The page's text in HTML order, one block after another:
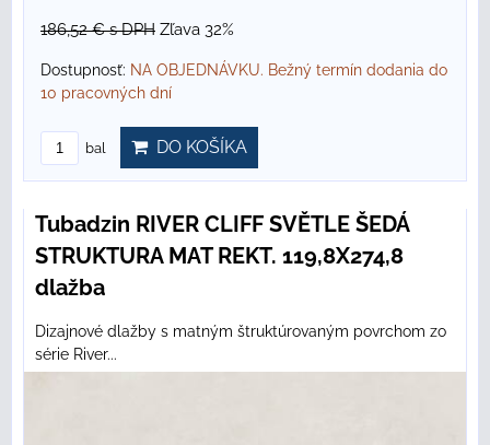
186,52 €s DPH Zľava 32%
Dostupnosť: NA OBJEDNÁVKU. Bežný termín dodania do
10 pracovných dní
bal DO KOŠÍKA
Tubadzin RIVER CLIFF SVĚTLE ŠEDÁ
STRUKTURA MAT REKT. 119,8X274,8
dlažba
Dizajnové dlažby s matným štruktúrovaným povrchom zo
série River...